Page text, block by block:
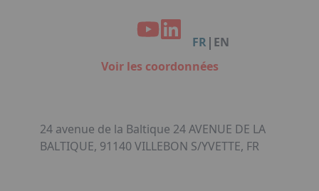
Organisation de dîners / soirées de gala
Qui sommes-nous ?
Accéder au complexe
Politique RSE
FR | EN
Voir les coordonnées
24 avenue de la Baltique 24 AVENUE DE LA
BALTIQUE, 91140 VILLEBON S/YVETTE, FR